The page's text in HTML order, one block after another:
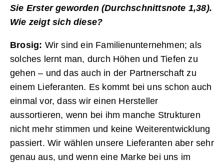
Sie Erster geworden (Durchschnittsnote 1,38).
Wie zeigt sich diese?
Brosig: Wir sind ein Familienunternehmen; als
solches lernt man, durch Höhen und Tiefen zu
gehen – und das auch in der Partnerschaft zu
einem Lieferanten. Es kommt bei uns schon auch
einmal vor, dass wir einen Hersteller
aussortieren, wenn bei ihm manche Strukturen
nicht mehr stimmen und keine Weiterentwicklung
passiert. Wir wählen unsere Lieferanten aber sehr
genau aus, und wenn eine Marke bei uns im